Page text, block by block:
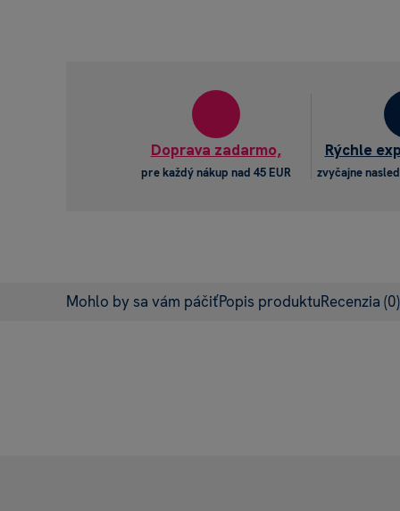
Doprava zadarmo,
pre každý nákup nad 45 EUR
Rýchle
zvyčajne
Mohlo by sa vám páčiťPopis produktuRecenzia (0)